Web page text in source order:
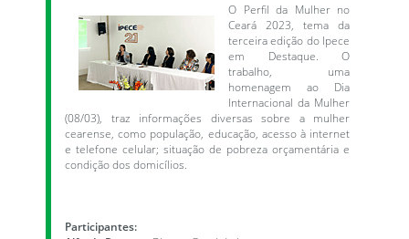
O Perfil da Mulher no
Ceará 2023, tema da
terceira edição do Ipece
em Destaque. O
trabalho, uma
homenagem ao Dia
Internacional da Mulher
(08/03), traz informações diversas sobre a mulher
cearense, como população, educação, acesso à internet
e telefone celular; situação de pobreza orçamentária e
condição dos domicílios.
Participantes: